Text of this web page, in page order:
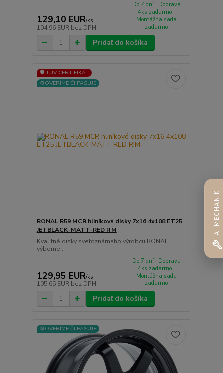
129,10 EUR/ks
104,96 EUR bez DPH
Do 7 dní | Doprava
4ks zadarmo |
Montážna sada
zadarmo
Pridať do košíka
🛡️ TÜV CERTIFIKÁT
⚙️OVERÍME ČI PASUJE
RONAL R59 MCR hliníkové disky 7x16 4x108 ET25
JETBLACK-MATT-RED RIM
Kvalitné disky svetoznámeho výrobcu RONAL
výborne...
129,95 EUR/ks
105,65 EUR bez DPH
Do 7 dní | Doprava
4ks zadarmo |
Montážna sada
zadarmo
Pridať do košíka
⚙️OVERÍME ČI PASUJE
AI MECHANIK